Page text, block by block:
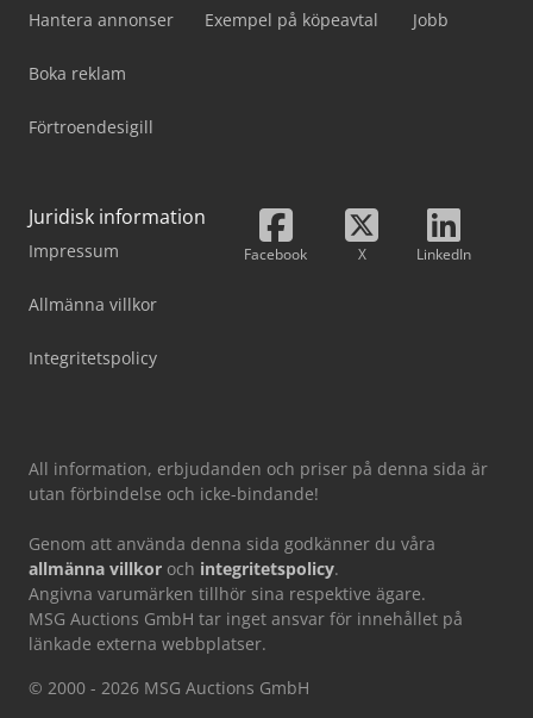
Hantera annonser
Boka reklam
Förtroendesigill
Exempel på köpeavtal Jobb
Juridisk information
Impressum
Allmänna villkor
Integritetspolicy
Facebook X LinkedIn
All information, erbjudanden och priser på denna sida är
utan förbindelse och icke-bindande!
Genom att använda denna sida godkänner du våra
allmänna villkor och integritetspolicy.
Angivna varumärken tillhör sina respektive ägare.
MSG Auctions GmbH tar inget ansvar för innehållet på
länkade externa webbplatser.
© 2000 - 2026 MSG Auctions GmbH